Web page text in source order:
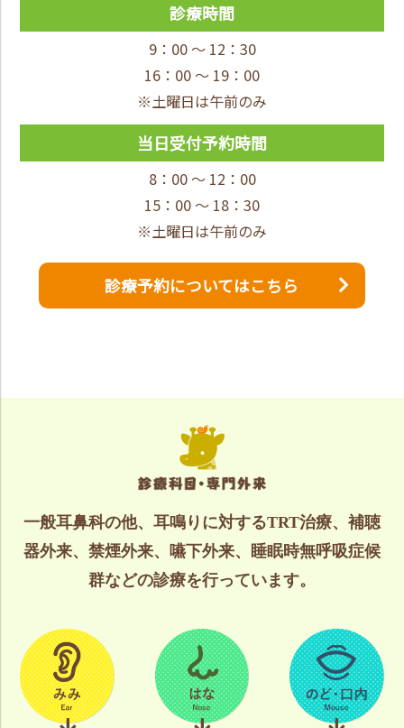
診療時間
9：00 ～ 12：30
16：00 ～ 19：00
※土曜日は午前のみ
当日受付予約時間
8：00 ～ 12：00
15：00 ～ 18：30
※土曜日は午前のみ
診療予約についてはこちら
一般耳鼻科の他、耳鳴りに対するTRT治療、補聴
器外来、禁煙外来、嚥下外来、睡眠時無呼吸症候
群などの診療を行っています。